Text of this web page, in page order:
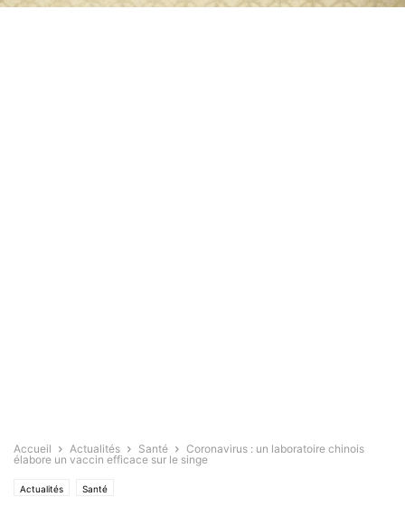
Accueil Actualités Santé
Coronavirus : un laboratoire chinois
élabore un vaccin efficace sur le singe
Actualités Santé